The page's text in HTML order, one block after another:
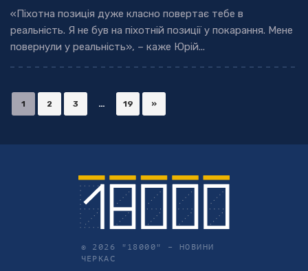
«Піхотна позиція дуже класно повертає тебе в
реальність. Я не був на піхотній позиції у покарання. Мене
повернули у реальність», – каже Юрій...
1 2 3 … 19 »
© 2026 "18000" – НОВИНИ
ЧЕРКАС